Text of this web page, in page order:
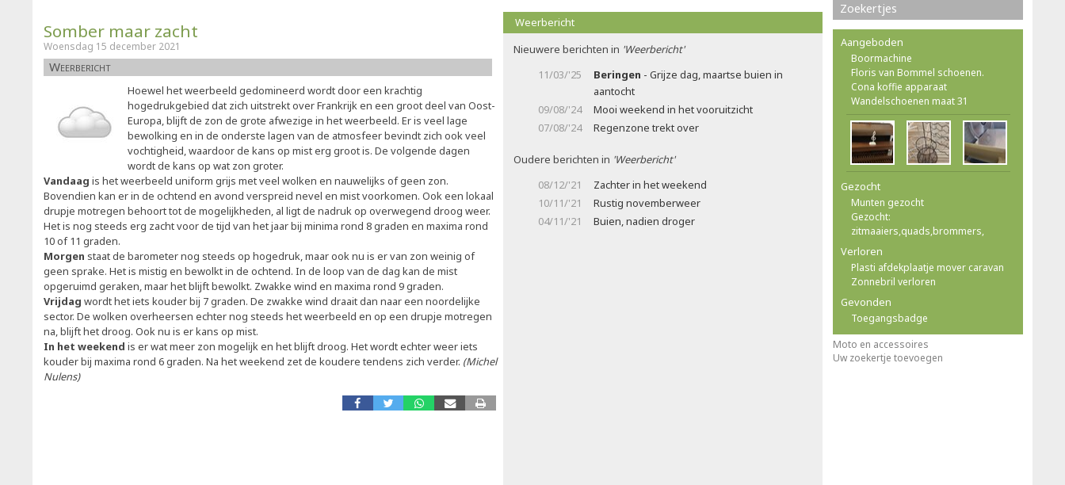
Somber maar zacht
Woensdag 15 december 2021
Weerbericht
Hoewel het weerbeeld gedomineerd wordt door een krachtig
hogedrukgebied dat zich uitstrekt over Frankrijk en een groot deel van Oost-
Europa, blijft de zon de grote afwezige in het weerbeeld. Er is veel lage
bewolking en in de onderste lagen van de atmosfeer bevindt zich ook veel
vochtigheid, waardoor de kans op mist erg groot is. De volgende dagen
wordt de kans op wat zon groter.
Vandaag is het weerbeeld uniform grijs met veel wolken en nauwelijks of geen zon.
Bovendien kan er in de ochtend en avond verspreid nevel en mist voorkomen. Ook een lokaal
drupje motregen behoort tot de mogelijkheden, al ligt de nadruk op overwegend droog weer.
Het is nog steeds erg zacht voor de tijd van het jaar bij minima rond 8 graden en maxima rond
10 of 11 graden.
Morgen staat de barometer nog steeds op hogedruk, maar ook nu is er van zon weinig of
geen sprake. Het is mistig en bewolkt in de ochtend. In de loop van de dag kan de mist
opgeruimd geraken, maar het blijft bewolkt. Zwakke wind en maxima rond 9 graden.
Vrijdag wordt het iets kouder bij 7 graden. De zwakke wind draait dan naar een noordelijke
sector. De wolken overheersen echter nog steeds het weerbeeld en op een drupje motregen
na, blijft het droog. Ook nu is er kans op mist.
In het weekend is er wat meer zon mogelijk en het blijft droog. Het wordt echter weer iets
kouder bij maxima rond 6 graden. Na het weekend zet de koudere tendens zich verder. (Michel
Nulens)
Weerbericht
Nieuwere berichten in 'Weerbericht'
11/03/'25
Beringen - Grijze dag, maartse buien in
aantocht
09/08/'24
Mooi weekend in het vooruitzicht
07/08/'24
Regenzone trekt over
Oudere berichten in 'Weerbericht'
08/12/'21
Zachter in het weekend
10/11/'21
Rustig novemberweer
04/11/'21
Buien, nadien droger
Zoekertjes
Aangeboden
Boormachine
Floris van Bommel schoenen.
Cona koffie apparaat
Wandelschoenen maat 31
Gezocht
Munten gezocht
Gezocht:
zitmaaiers,quads,brommers,
Verloren
Plasti afdekplaatje mover caravan
Zonnebril verloren
Gevonden
Toegangsbadge
Moto en accessoires
Uw zoekertje toevoegen